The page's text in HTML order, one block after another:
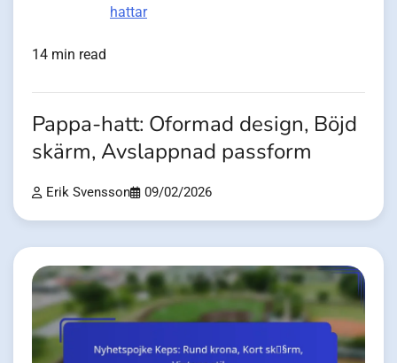
hattar
14 min read
Pappa-hatt: Oformad design, Böjd
skärm, Avslappnad passform
Erik Svensson 09/02/2026